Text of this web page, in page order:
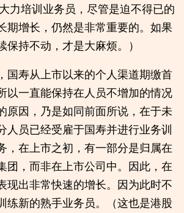
力培训业务员，尽管是迫不得已的
期增长，仍然是非常重要的。如果
保持不动，才是大麻烦。）
国寿从上市以来的个人渠道期缴首
以一直能保持在人员不增加的情况
原因，乃是如同前面所说，在于未
人员已经受雇于国寿并进行业务训
，在上市之初，有一部分是归属在
团，而非在上市公司中。因此，在
现出非常快速的增长。因为此时不
练新的熟手业务员。（这也是港股